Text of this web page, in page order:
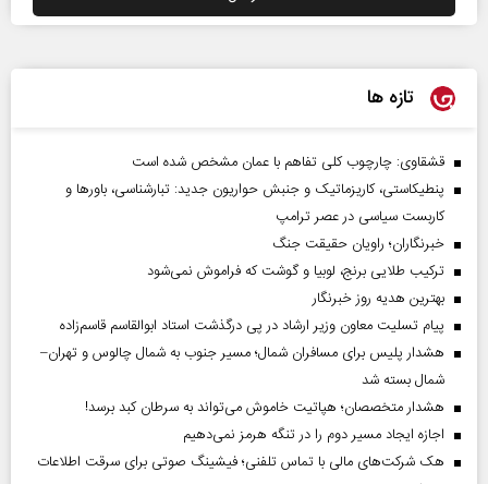
تازه ها
قشقاوی: چارچوب کلی تفاهم با عمان مشخص شده است
پنطیکاستی، کاریزماتیک و جنبش حواریون جدید: تبارشناسی، باور‌ها و
کاربست سیاسی در عصر ترامپ
خبرنگاران؛ راویان حقیقت جنگ
ترکیب طلایی برنج، لوبیا و گوشت که فراموش نمی‌شود
بهترین هدیه روز خبرنگار
پیام تسلیت معاون وزیر ارشاد در پی درگذشت استاد ابوالقاسم قاسم‌زاده
هشدار پلیس برای مسافران شمال؛ مسیر جنوب به شمال چالوس و تهران–
شمال بسته شد
هشدار متخصصان؛ هپاتیت خاموش می‌تواند به سرطان کبد برسد!
اجازه ایجاد مسیر دوم را در تنگه هرمز نمی‌دهیم
هک شرکت‌های مالی با تماس تلفنی؛ فیشینگ صوتی برای سرقت اطلاعات